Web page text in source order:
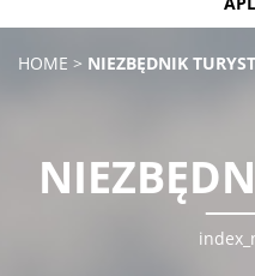
HOME > NIEZBĘDNIK